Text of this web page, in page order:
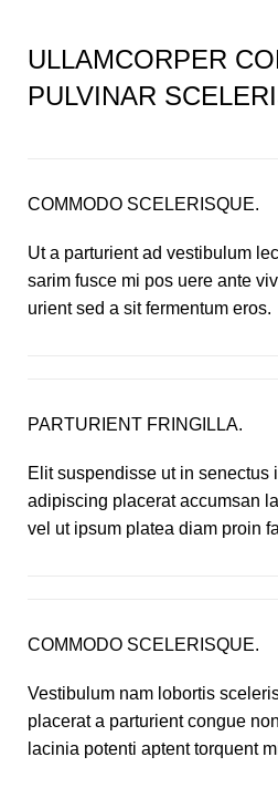
ULLAMCORPER
PULVINAR
COMMODO SCELERISQUE.
Ut a parturient ad vestibulum
sarim fusce mi pos uere ante
urient sed a sit fermentum eros.
PARTURIENT FRINGILLA.
Elit suspendisse ut in senectus
adipiscing placerat accumsan
vel ut ipsum platea diam proin
COMMODO SCELERISQUE.
Vestibulum nam lobortis
placerat a parturient congue
lacinia potenti aptent torquent